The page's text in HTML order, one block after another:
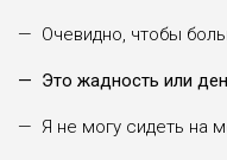
— Очевидно, чтобы
— Это жадность или
— Я не могу сидеть на